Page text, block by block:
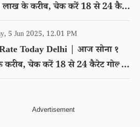
लाख के करीब, चेक करें 18 से 24 कैरेट
रेट
5 Jun 2025, 12.01 PM
Today Delhi | आज सोना १
चेक करें 18 से 24 कैरेट गोल्ड